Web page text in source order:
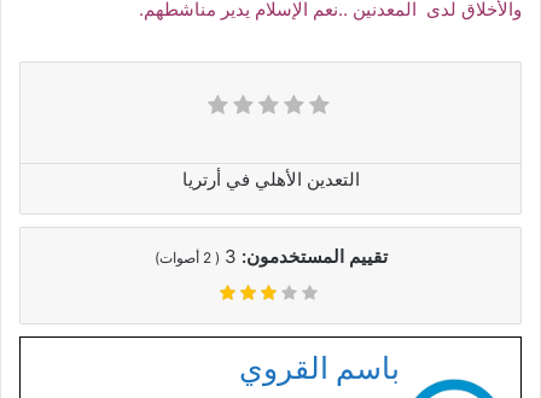
والأخلاق لدى المعدنين ..نعم الإسلام يدير مناشطهم.
التعدين الأهلي في أرتريا
تقييم المستخدمون: 3
(
2 أصوات)
باسم القروي